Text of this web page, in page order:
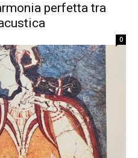
perfetta tra
0